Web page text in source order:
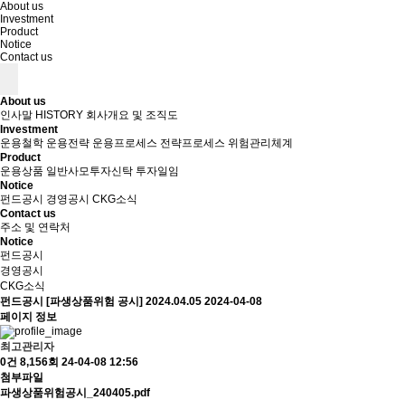
About us
Investment
Product
Notice
Contact us
About us
인사말 HISTORY 회사개요 및 조직도
Investment
운용철학 운용전략 운용프로세스 전략프로세스 위험관리체계
Product
운용상품 일반사모투자신탁 투자일임
Notice
펀드공시
경영공시 CKG소식
Contact us
주소 및 연락처
Notice
펀드공시
경영공시
CKG소식
펀드공시
[파생상품위험 공시] 2024.04.05 2024-04-08
페이지 정보
최고관리자
0건 8,156회 24-04-08 12:56
첨부파일
파생상품위험공시_240405.pdf